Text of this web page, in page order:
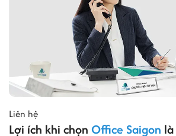
Liên hệ
Lợi ích khi chọn Office Saigon